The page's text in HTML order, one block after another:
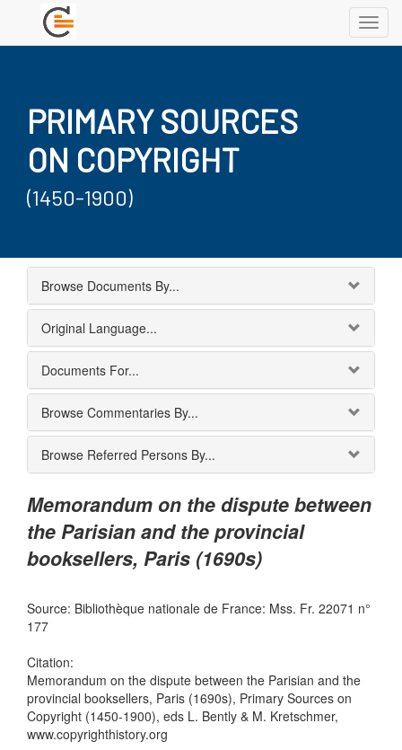
PRIMARY SOURCES
ON COPYRIGHT
(1450-1900)
Browse Documents By...
Original Language...
Documents For...
Browse Commentaries By...
Browse Referred Persons By...
Memorandum on the dispute between
the Parisian and the provincial
booksellers, Paris (1690s)
Source: Bibliothèque nationale de France: Mss. Fr. 22071 n°
177
Citation:
Memorandum on the dispute between the Parisian and the
provincial booksellers, Paris (1690s), Primary Sources on
Copyright (1450-1900), eds L. Bently & M. Kretschmer,
www.copyrighthistory.org